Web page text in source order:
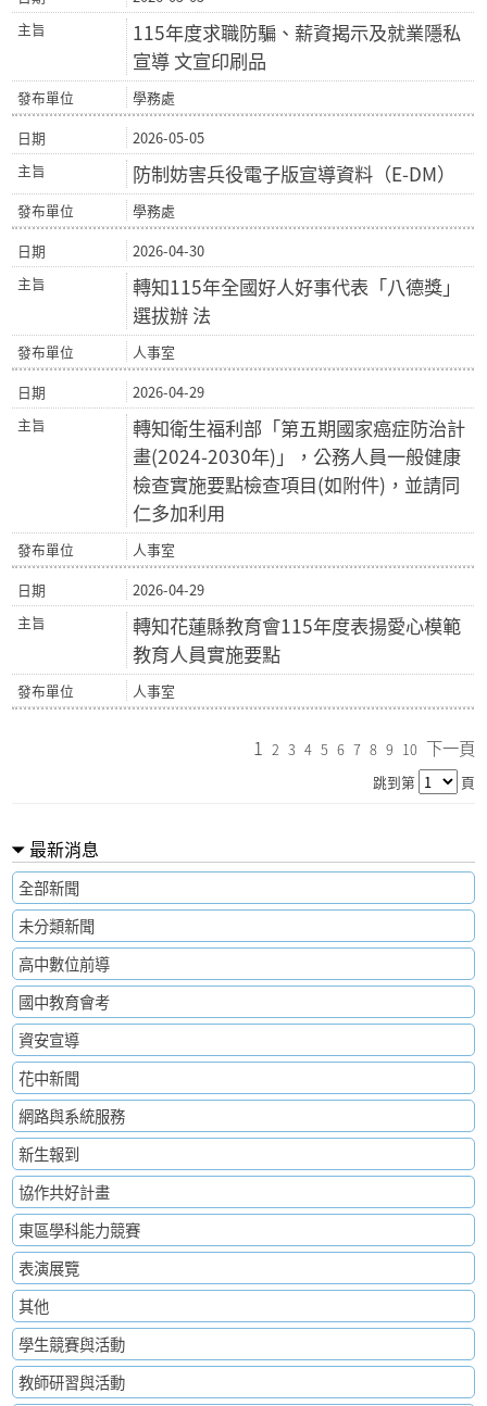
115年度求職防騙、薪資揭示及就業隱私
宣導 文宣印刷品
學務處
2026-05-05
防制妨害兵役電子版宣導資料（E-DM）
學務處
2026-04-30
轉知115年全國好人好事代表「八德獎」
選拔辦 法
人事室
2026-04-29
轉知衛生福利部「第五期國家癌症防治計
畫(2024-2030年)」，公務人員一般健康
檢查實施要點檢查項目(如附件)，並請同
仁多加利用
人事室
2026-04-29
轉知花蓮縣教育會115年度表揚愛心模範
教育人員實施要點
人事室
1 2 3 4 5 6 7 8 9 10 下一頁
跳到第 頁
最新消息
全部新聞
未分類新聞
高中數位前導
國中教育會考
資安宣導
花中新聞
網路與系統服務
新生報到
協作共好計畫
東區學科能力競賽
表演展覽
其他
學生競賽與活動
教師研習與活動